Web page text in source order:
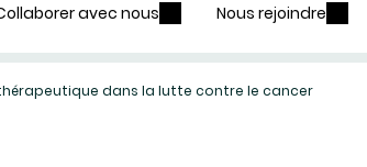
avec nous Nous rejoindre
dans la lutte contre le cancer